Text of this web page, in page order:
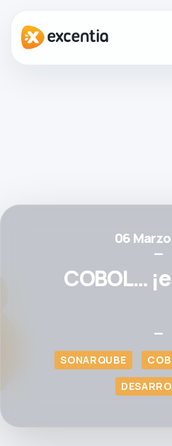
06
—
COBOL…
—
SONARQUBE